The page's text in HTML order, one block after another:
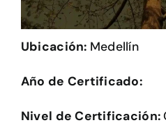
Herramientas
Credenciales
Ubicación: Medellín
Año de Certificado:
Nivel de Certificación: